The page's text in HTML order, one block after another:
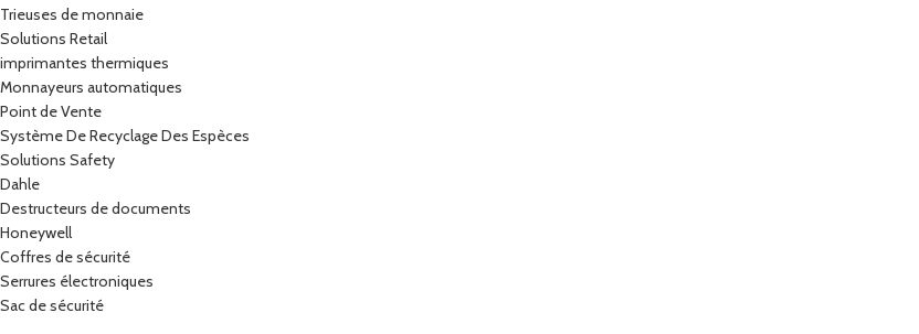
Trieuses de monnaie
Solutions Retail
imprimantes thermiques
Monnayeurs automatiques
Point de Vente
Système De Recyclage Des Espèces
Solutions Safety
Dahle
Destructeurs de documents
Honeywell
Coffres de sécurité
Serrures électroniques
Sac de sécurité